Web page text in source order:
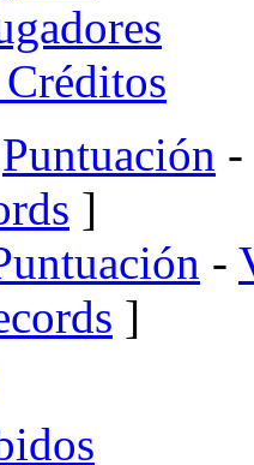
Puntuación -
]
-
]